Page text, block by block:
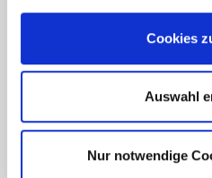
Cookies
Auswahl
Nur notwendige
Rezeption: Check-Out
Nachbelehrung gemäß
Infektionsschutzgesetz
Anrichtetechniken: